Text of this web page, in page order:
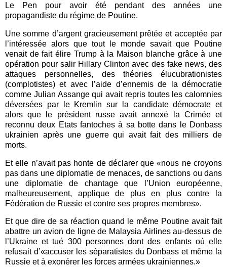
Le Pen pour avoir été pendant des années une
propagandiste du régime de Poutine.
Une somme d’argent gracieusement prêtée et acceptée par
l’intéressée alors que tout le monde savait que Poutine
venait de fait élire Trump à la Maison blanche grâce à une
opération pour salir Hillary Clinton avec des fake news, des
attaques personnelles, des théories élucubrationistes
(complotistes) et avec l’aide d’ennemis de la démocratie
comme Julian Assange qui avait repris toutes les calomnies
déversées par le Kremlin sur la candidate démocrate et
alors que le président russe avait annexé la Crimée et
reconnu deux Etats fantoches à sa botte dans le Donbass
ukrainien après une guerre qui avait fait des milliers de
morts.
Et elle n’avait pas honte de déclarer que «nous ne croyons
pas dans une diplomatie de menaces, de sanctions ou dans
une diplomatie de chantage que l’Union européenne,
malheureusement, applique de plus en plus contre la
Fédération de Russie et contre ses propres membres».
Et que dire de sa réaction quand le même Poutine avait fait
abattre un avion de ligne de Malaysia Airlines au-dessus de
l’Ukraine et tué 300 personnes dont des enfants où elle
refusait d’«accuser les séparatistes du Donbass et même la
Russie et à exonérer les forces armées ukrainiennes.»